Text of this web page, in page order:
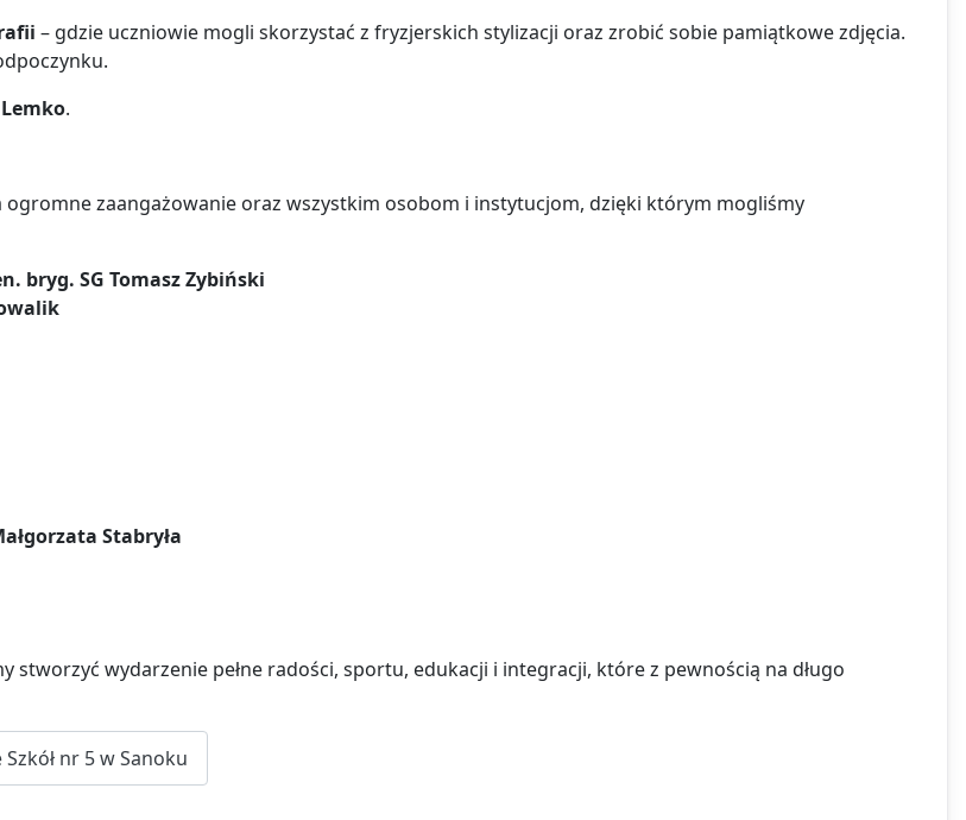
– gdzie uczniowie mogli skorzystać z fryzjerskich stylizacji oraz zrobić sobie pamiątkowe zdjęcia.
.
ogromne zaangażowanie oraz wszystkim osobom i instytucjom, dzięki którym mogliśmy
bryg. SG Tomasz Zybiński
Stabryła
stworzyć wydarzenie pełne radości, sportu, edukacji i integracji, które z pewnością na długo
nr 5 w Sanoku